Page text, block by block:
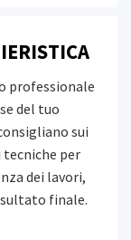
professionale
del tuo
sui
per
dei lavori,
finale.